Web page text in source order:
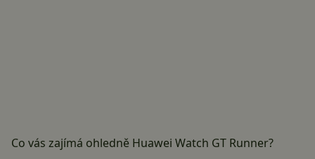
Co vás zajímá ohledně Huawei Watch GT Runner?